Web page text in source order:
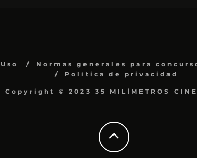
Normas generales para
Política de privacidad
Copyright © 2023 35 MILÍMETROS CINE